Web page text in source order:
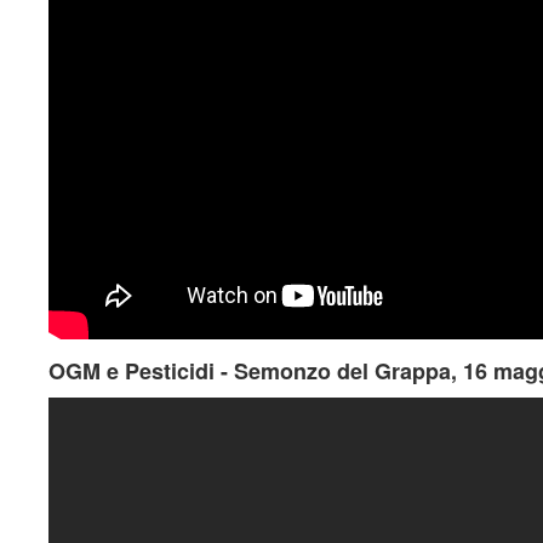
OGM e Pesticidi - Semonzo del Grappa, 16